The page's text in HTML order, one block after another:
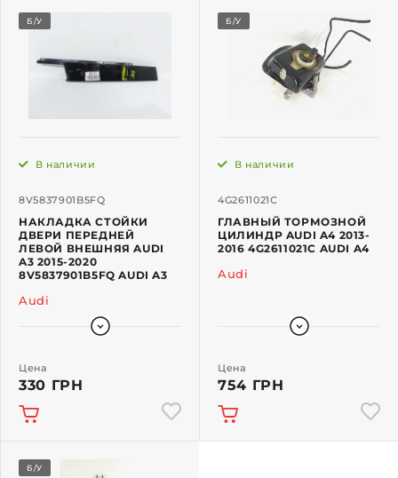
Б/У
8V5837901B5FQ
В наличии
НАКЛАДКА СТОЙКИ
ДВЕРИ ПЕРЕДНЕЙ
ЛЕВОЙ ВНЕШНЯЯ AUDI
A3 2015-2020
8V5837901B5FQ AUDI A3
Audi
Цена
330 ГРН
Б/У
4G2611021C
В наличии
ГЛАВНЫЙ ТОРМОЗНОЙ
ЦИЛИНДР AUDI A4 2013-
2016 4G2611021C AUDI A4
Audi
Цена
754 ГРН
Б/У